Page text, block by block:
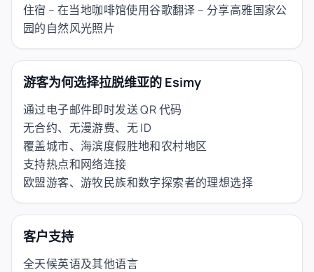
住宿 – 在当地咖啡馆使用谷歌翻译 – 分享高雅国家公
园的自然风光照片
游客为何选择拉脱维亚的 Esimy
通过电子邮件即时发送 QR 代码
无合约、无漫游费、无 ID
覆盖城市、海滨度假胜地和农村地区
支持热点和网络连接
欧盟游客、游牧民族和数字探索者的理想选择
客户支持
全天候英语及其他语言